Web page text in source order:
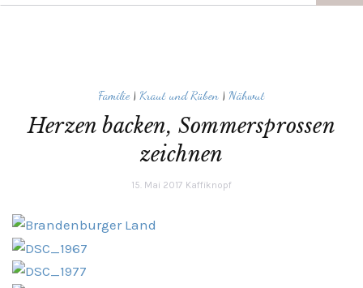
Familie| Kraut und Rüben | Nähwut
Herzen backen, Sommersprossen
zeichnen
15. Mai 2017 Kaffiknopf